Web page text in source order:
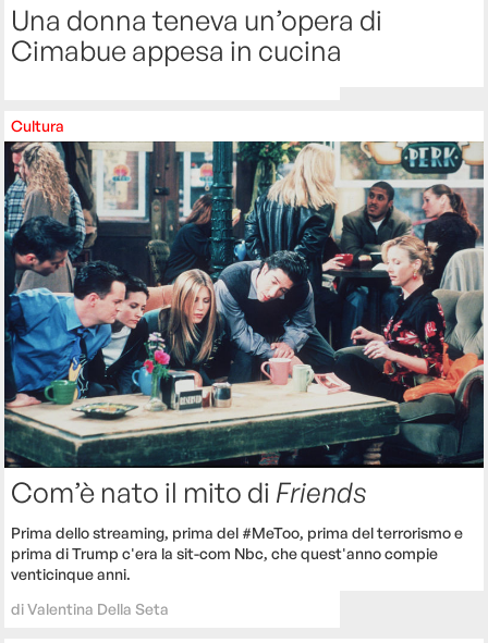
Una donna teneva un’opera di
Cimabue appesa in cucina
Cultura
Com’è nato il mito di Friends
Prima dello streaming, prima del #MeToo, prima del terrorismo e
prima di Trump c'era la sit-com Nbc, che quest'anno compie
venticinque anni.
diValentina Della Seta